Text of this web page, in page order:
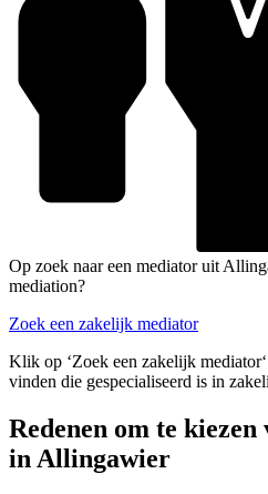
Op zoek naar een mediator uit
mediation?
Zoek een zakelijk mediator
Klik op ‘Zoek een zakelijk
vinden die gespecialiseerd is in
Redenen om te
in Allingawier